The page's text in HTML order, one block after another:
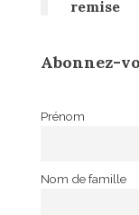
remise
Abonnez-
Prénom
Nom de famille